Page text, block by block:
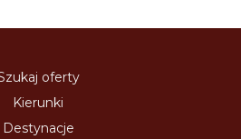
oferty
Kierunki
Destynacje